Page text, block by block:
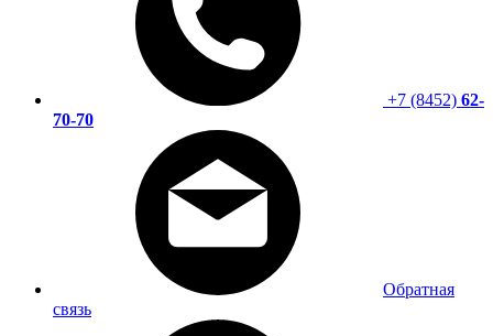
+7 (8452) 62-
70-70
Обратная
связь